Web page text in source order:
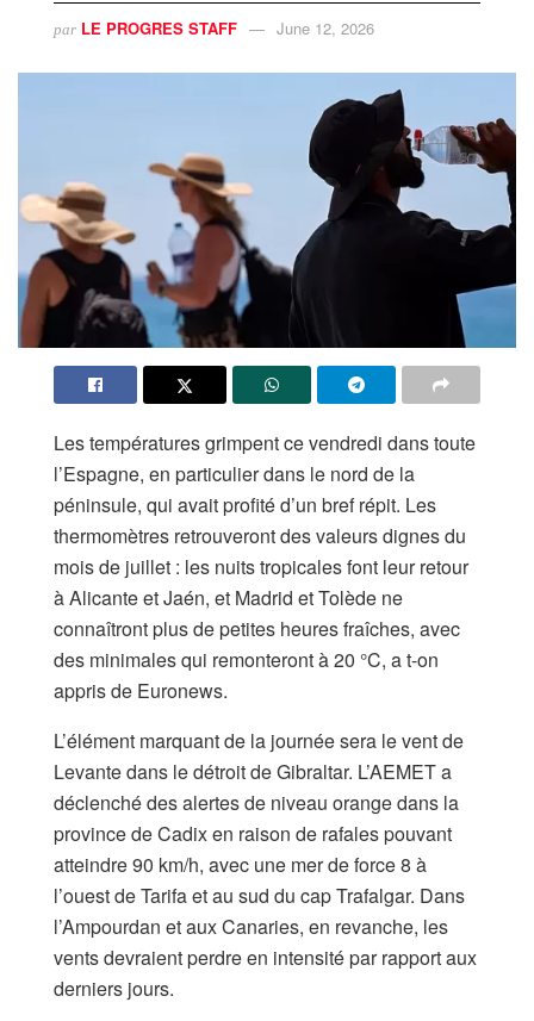
par LE PROGRES STAFF June 12, 2026
Les températures grimpent ce vendredi dans toute
l’Espagne, en particulier dans le nord de la
péninsule, qui avait profité d’un bref répit. Les
thermomètres retrouveront des valeurs dignes du
mois de juillet : les nuits tropicales font leur retour
à Alicante et Jaén, et Madrid et Tolède ne
connaîtront plus de petites heures fraîches, avec
des minimales qui remonteront à 20 °C, a t-on
appris de Euronews.
L’élément marquant de la journée sera le vent de
Levante dans le détroit de Gibraltar. L’AEMET a
déclenché des alertes de niveau orange dans la
province de Cadix en raison de rafales pouvant
atteindre 90 km/h, avec une mer de force 8 à
l’ouest de Tarifa et au sud du cap Trafalgar. Dans
l’Ampourdan et aux Canaries, en revanche, les
vents devraient perdre en intensité par rapport aux
derniers jours.